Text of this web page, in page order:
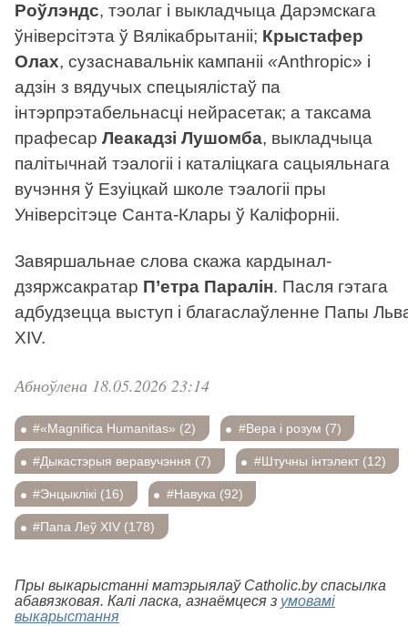
Роўлэндс, тэолаг і выкладчыца Дарэмскага
ўніверсітэта ў Вялікабрытаніі; Крыстафер
Олах, сузаснавальнік кампаніі «Anthropic» і
адзін з вядучых спецыялістаў па
інтэрпрэтабельнасці нейрасетак; а таксама
прафесар Леакадзі Лушомба, выкладчыца
палітычнай тэалогіі і каталіцкага сацыяльнага
вучэння ў Езуіцкай школе тэалогіі пры
Універсітэце Санта-Клары ў Каліфорніі.
Завяршальнае слова скажа кардынал-
дзяржсакратар П’етра Паралін. Пасля гэтага
адбудзецца выступ і благаслаўленне Папы
XIV.
Абноўлена 18.05.2026 23:14
#«Magnifica Humanitas» (2) #Вера і розум (7)
#Дыкастэрыя веравучэння (7) #Штучны інтэлект (12)
#Энцыклікі (16) #Навука (92)
#Папа Леў XIV (178)
Пры выкарыстанні матэрыялаў Catholic.by спасылка
абавязковая. Калі ласка, азнаёмцеся з умовамі
выкарыстання